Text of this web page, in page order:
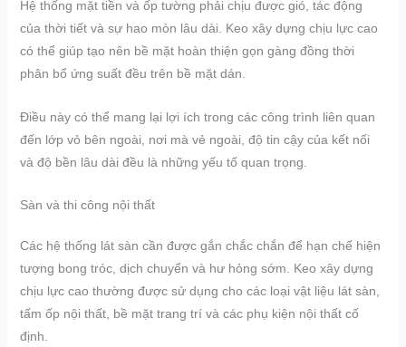
Hệ thống mặt tiền và ốp tường phải chịu được gió, tác động
của thời tiết và sự hao mòn lâu dài. Keo xây dựng chịu lực cao
có thể giúp tạo nên bề mặt hoàn thiện gọn gàng đồng thời
phân bổ ứng suất đều trên bề mặt dán.
Điều này có thể mang lại lợi ích trong các công trình liên quan
đến lớp vỏ bên ngoài, nơi mà vẻ ngoài, độ tin cậy của kết nối
và độ bền lâu dài đều là những yếu tố quan trọng.
Sàn và thi công nội thất
Các hệ thống lát sàn cần được gắn chắc chắn để hạn chế hiện
tượng bong tróc, dịch chuyển và hư hỏng sớm. Keo xây dựng
chịu lực cao thường được sử dụng cho các loại vật liệu lát sàn,
tấm ốp nội thất, bề mặt trang trí và các phụ kiện nội thất cố
định.